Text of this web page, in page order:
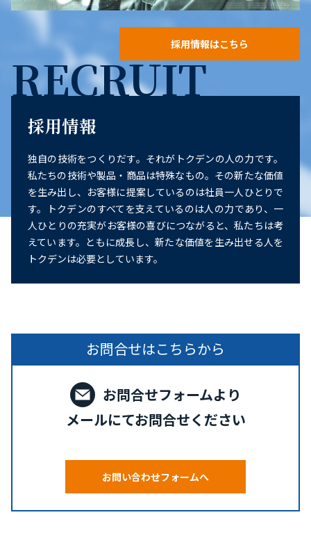
採用情報はこちら
RECRUIT
採用情報
独自の技術をつくりだす。それがトクデンの人の力です。
私たちの技術や製品・商品は特殊なもの。その新たな価値
を生み出し、お客様に提案しているのは社員一人ひとりで
す。トクデンのすべてを支えているのは人の力であり、一
人ひとりの充実がお客様の喜びにつながると、私たちは考
えています。ともに成長し、新たな価値を生み出せる人を
トクデンは必要としています。
お問合せはこちらから
お問合せフォームより
メールにてお問合せください
お問い合わせフォームへ